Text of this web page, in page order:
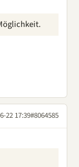
22 17:39#8064585